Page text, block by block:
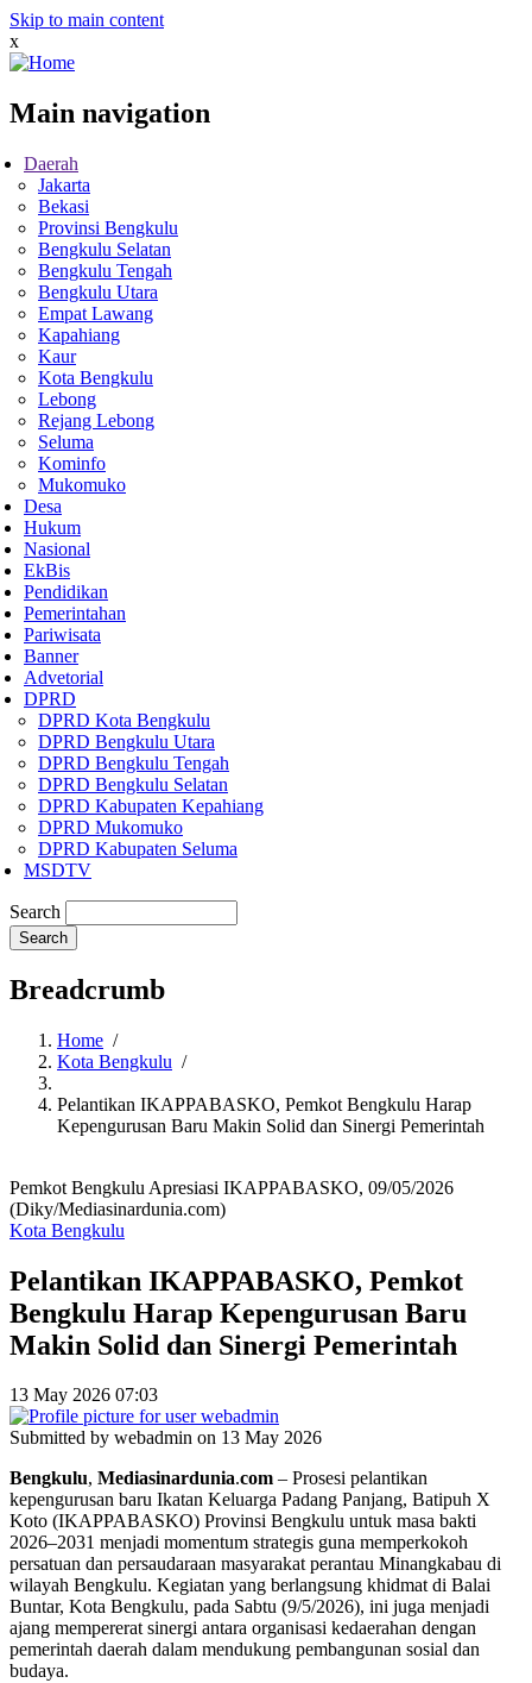
Skip to main content
x
Main navigation
Daerah
Jakarta
Bekasi
Provinsi Bengkulu
Bengkulu Selatan
Bengkulu Tengah
Bengkulu Utara
Empat Lawang
Kapahiang
Kaur
Kota Bengkulu
Lebong
Rejang Lebong
Seluma
Kominfo
Mukomuko
Desa
Hukum
Nasional
EkBis
Pendidikan
Pemerintahan
Pariwisata
Banner
Advetorial
DPRD
DPRD Kota Bengkulu
DPRD Bengkulu Utara
DPRD Bengkulu Tengah
DPRD Bengkulu Selatan
DPRD Kabupaten Kepahiang
DPRD Mukomuko
DPRD Kabupaten Seluma
MSDTV
Search
Breadcrumb
Home /
Kota Bengkulu /
Pelantikan IKAPPABASKO, Pemkot Bengkulu Harap
Kepengurusan Baru Makin Solid dan Sinergi Pemerintah
Pemkot Bengkulu Apresiasi IKAPPABASKO, 09/05/2026
(Diky/Mediasinardunia.com)
Kota Bengkulu
Pelantikan IKAPPABASKO, Pemkot
Bengkulu Harap Kepengurusan Baru
Makin Solid dan Sinergi Pemerintah
13 May 2026 07:03
Submitted by webadmin on 13 May 2026
Bengkulu, Mediasinardunia.com – Prosesi pelantikan
kepengurusan baru Ikatan Keluarga Padang Panjang, Batipuh X
Koto (IKAPPABASKO) Provinsi Bengkulu untuk masa bakti
2026–2031 menjadi momentum strategis guna memperkokoh
persatuan dan persaudaraan masyarakat perantau Minangkabau di
wilayah Bengkulu. Kegiatan yang berlangsung khidmat di Balai
Buntar, Kota Bengkulu, pada Sabtu (9/5/2026), ini juga menjadi
ajang mempererat sinergi antara organisasi kedaerahan dengan
pemerintah daerah dalam mendukung pembangunan sosial dan
budaya.